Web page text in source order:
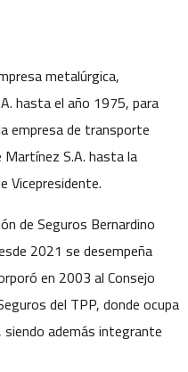
metalúrgica,
hasta el año 1975, para
empresa de transporte
Martínez S.A. hasta la
Vicepresidente.
de Seguros Bernardino
2021 se desempeña
en 2003 al Consejo
del TPP, donde ocupa
además integrante